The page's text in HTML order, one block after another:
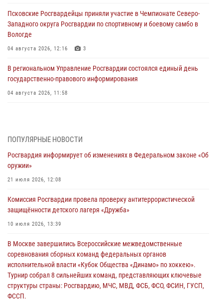
Псковские Росгвардейцы приняли участие в Чемпионате Северо-
Западного округа Росгвардии по спортивному и боевому самбо в
Вологде
04 августа 2026, 12:16 3
В региональном Управление Росгвардии состоялся единый день
государственно-правового информирования
04 августа 2026, 11:58
03 августа 2026, 17:21
21 единицу оружия изъяли Псковские росгвардейцы за неделю
03 августа 2026, 14:10
безопасности во время празднования Дня ВДВ
02 августа 2026, 13:28
улицу Труда
31 июля 2026, 13:53
В Санкт-Петербурге прошел окружной этап ежегодного
Всероссийского конкурса профессионального мастерства среди
сотрудников вневедомственной охраны Росгвардии, Псковские
ПОПУЛЯРНЫЕ НОВОСТИ
Росгвардия информирует об изменениях в Федеральном законе «Об
оружии»
21 июля 2026, 12:08
Комиссия Росгвардии провела проверку антитеррористической
защищённости детского лагеря «Дружба»
10 июля 2026, 13:39
В Москве завершились Всероссийские межведомственные
соревнования сборных команд федеральных органов
исполнительной власти «Кубок Общества «Динамо» по хоккею».
Турнир собрал 8 сильнейших команд, представляющих ключевые
структуры страны: Росгвардию, МЧС, МВД, ФСБ, ФСО, ФСИН, ГУСП,
ФССП.